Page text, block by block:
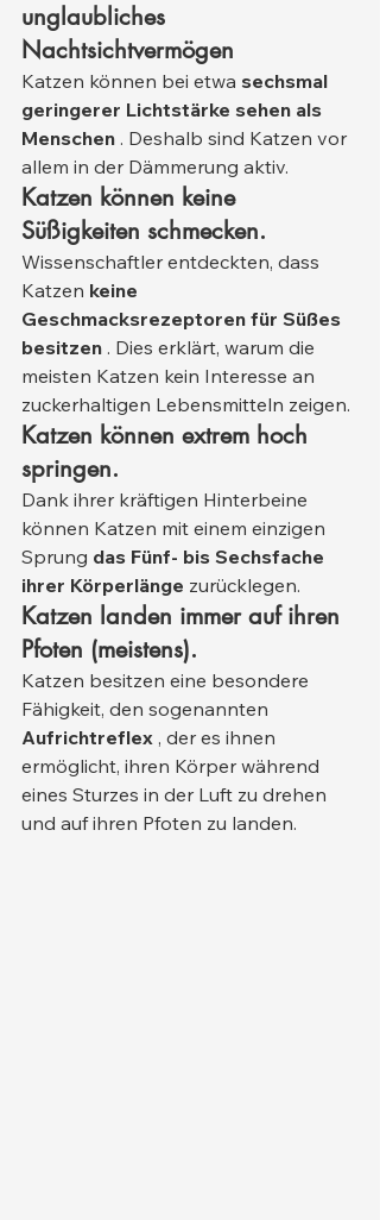
unglaubliches
Nachtsichtvermögen
Katzen können bei etwa sechsmal
geringerer Lichtstärke sehen als
Menschen . Deshalb sind Katzen vor
allem in der Dämmerung aktiv.
Katzen können keine
Süßigkeiten schmecken.
Wissenschaftler entdeckten, dass
Katzen keine
Geschmacksrezeptoren für Süßes
besitzen . Dies erklärt, warum die
meisten Katzen kein Interesse an
zuckerhaltigen Lebensmitteln zeigen.
Katzen können extrem hoch
springen.
Dank ihrer kräftigen Hinterbeine
können Katzen mit einem einzigen
Sprung das Fünf- bis Sechsfache
ihrer Körperlänge zurücklegen.
Katzen landen immer auf ihren
Pfoten (meistens).
Katzen besitzen eine besondere
Fähigkeit, den sogenannten
Aufrichtreflex , der es ihnen
ermöglicht, ihren Körper während
eines Sturzes in der Luft zu drehen
und auf ihren Pfoten zu landen.